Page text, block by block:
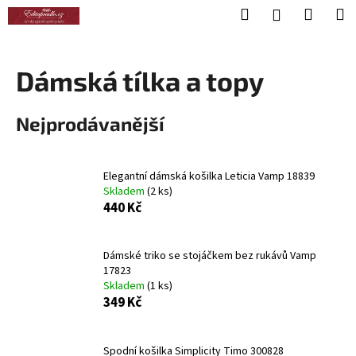
Přejít
na
HledatPřihlášení
Dámská tílka a topy
Nejprodávanější
Elegantní dámská košilka Leticia Vamp 18839
Skladem (2 ks)
440 Kč
Dámské triko se stojáčkem bez rukávů Vamp
17823
Skladem (1 ks)
349 Kč
Spodní košilka Simplicity Timo 300828
K
o
C
p